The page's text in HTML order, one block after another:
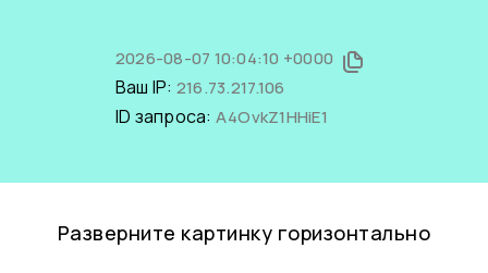
2026-08-07 10:04:10 +0000
Ваш IP: 216.73.217.106
ID запроса: A4OvkZ1HHiE1
Разверните картинку горизонтально